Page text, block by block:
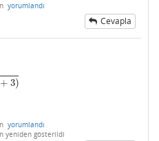
yorumlandı
Cevapla
+ 3)
yorumlandı
yeniden gösterildi